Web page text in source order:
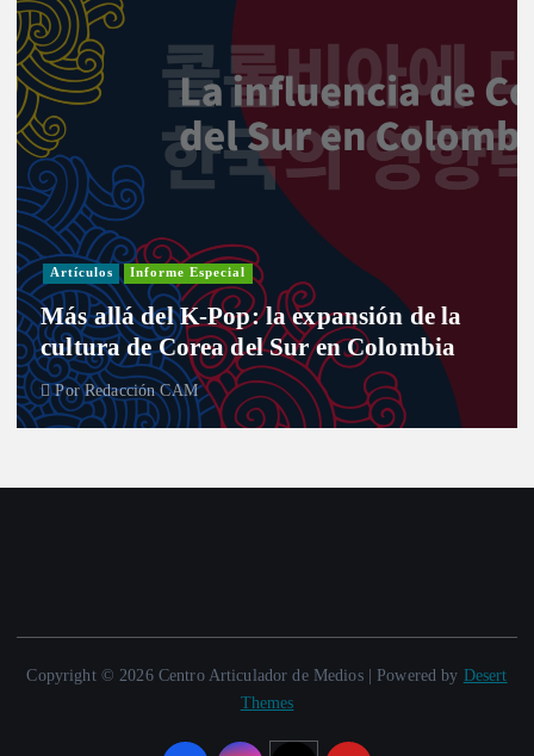
Artículos Informe Especial
Más allá del K-Pop: la expansión de la
cultura de Corea del Sur en Colombia
PorRedacción CAM
Copyright © 2026 Centro Articulador de Medios | Powered by Desert
Themes